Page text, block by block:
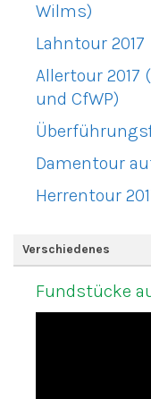
Wilms)
Lahntour 2017
Allertour 2017
und CfWP)
Damentour
Herrentour
Verschiedenes
Fundstücke